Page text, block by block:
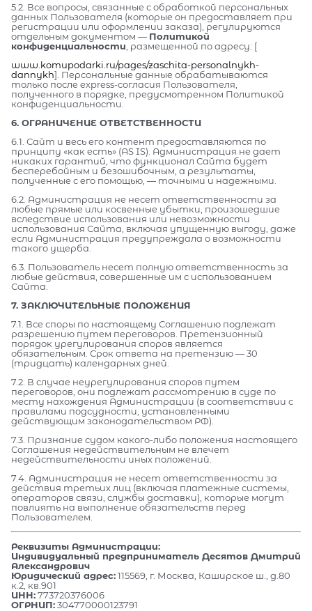
5.2. Все вопросы, связанные с обработкой персональных
данных Пользователя (которые он предоставляет при
регистрации или оформлении заказа), регулируются
отдельным документом — Политикой
конфиденциальности , размещенной по адресу: [
www.komupodarki.ru/pages/zaschita-personalnykh-
dannykh]. Персональные данные обрабатываются
только после express-согласия Пользователя,
полученного в порядке, предусмотренном Политикой
конфиденциальности.
6. ОГРАНИЧЕНИЕ ОТВЕТСТВЕННОСТИ
6.1. Сайт и весь его контент предоставляются по
принципу «как есть» (AS IS). Администрация не дает
никаких гарантий, что функционал Сайта будет
бесперебойным и безошибочным, а результаты,
полученные с его помощью, — точными и надежными.
6.2. Администрация не несет ответственности за
любые прямые или косвенные убытки, произошедшие
вследствие использования или невозможности
использования Сайта, включая упущенную выгоду, даже
если Администрация предупреждала о возможности
такого ущерба.
6.3. Пользователь несет полную ответственность за
любые действия, совершенные им с использованием
Сайта.
7. ЗАКЛЮЧИТЕЛЬНЫЕ ПОЛОЖЕНИЯ
7.1. Все споры по настоящему Соглашению подлежат
разрешению путем переговоров. Претензионный
порядок урегулирования споров является
обязательным. Срок ответа на претензию — 30
(тридцать) календарных дней.
7.2. В случае неурегулирования споров путем
переговоров, они подлежат рассмотрению в суде по
месту нахождения Администрации (в соответствии с
правилами подсудности, установленными
действующим законодательством РФ).
7.3. Признание судом какого-либо положения настоящего
Соглашения недействительным не влечет
недействительности иных положений.
7.4. Администрация не несет ответственности за
действия третьих лиц (включая платежные системы,
операторов связи, службы доставки), которые могут
повлиять на выполнение обязательств перед
Пользователем.
Реквизиты Администрации:
Индивидуальный предприниматель Десятов Дмитрий
Александрович
Юридический адрес:115569, г. Москва, Каширское ш., д.80
к.2, кв.901
ИНН:773720376006
ОГРНИП:304770000123791